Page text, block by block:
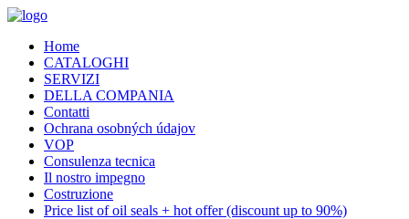
Home
CATALOGHI
SERVIZI
DELLA COMPANIA
Contatti
Ochrana osobných údajov
VOP
Consulenza tecnica
Il nostro impegno
Costruzione
Price list of oil seals + hot offer (discount up to 90%)